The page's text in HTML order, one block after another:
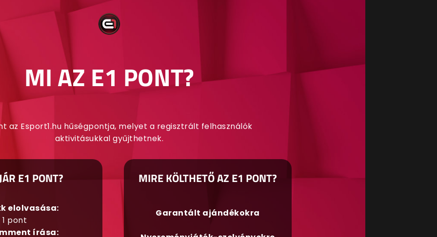
MI AZ E1 PONT?
az Esport1.hu hűségpontja, melyet a regisztrált felhasználók
aktivitásukkal gyűjthetnek.
E1 PONT?
elolvasása:
1 pont
írása:
MIRE KÖLTHETŐ AZ E1 PONT?
Garantált ajándékokra